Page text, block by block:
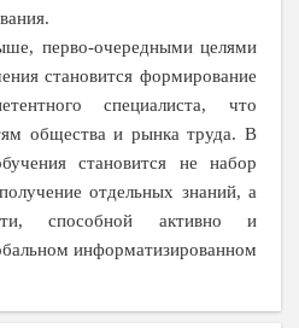
перво-очередными целями
становится формирование
специалиста, что
общества и рынка труда. В
становится не набор
отдельных знаний, а
способной активно и
информатизированном